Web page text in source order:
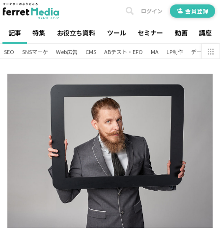
記事 特集 お役立ち資料 ツール セミナー 動画 講座
ログイン 会員登録
SEO SNSマーケ Web広告 CMS ABテスト・EFO MA LP制作 データ分析